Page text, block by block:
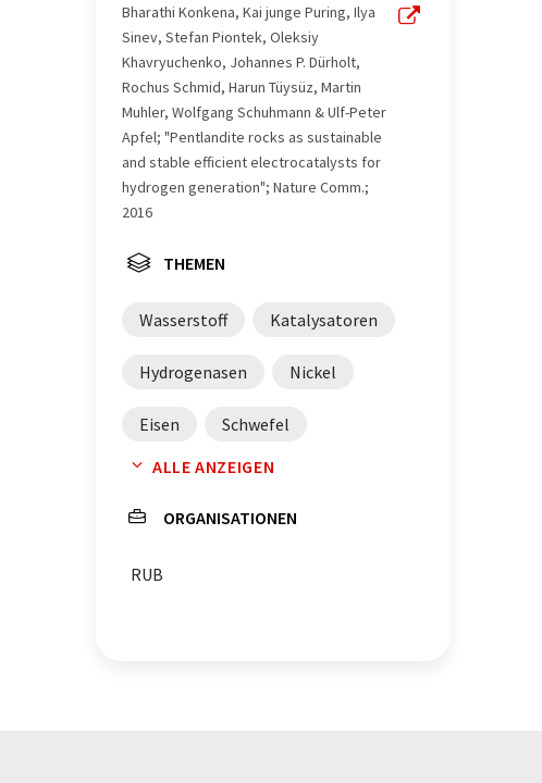
Bharathi Konkena, Kai junge Puring, Ilya
Sinev, Stefan Piontek, Oleksiy
Khavryuchenko, Johannes P. Dürholt,
Rochus Schmid, Harun Tüysüz, Martin
Muhler, Wolfgang Schuhmann & Ulf-Peter
Apfel; "Pentlandite rocks as sustainable
and stable efficient electrocatalysts for
hydrogen generation"; Nature Comm.;
2016
THEMEN
Wasserstoff Katalysatoren
Hydrogenasen Nickel
Eisen Schwefel
Pentlandit Chalkogenide
Metallchalcogenide
ALLE ANZEIGEN
ORGANISATIONEN
RUB